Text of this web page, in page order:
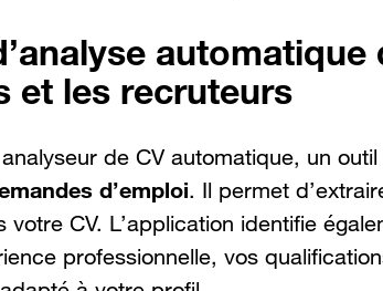
automatique
et les recruteurs
de CV automatique, un outil
d’emploi. Il permet
votre CV. L’application identifie
professionnelle, vos